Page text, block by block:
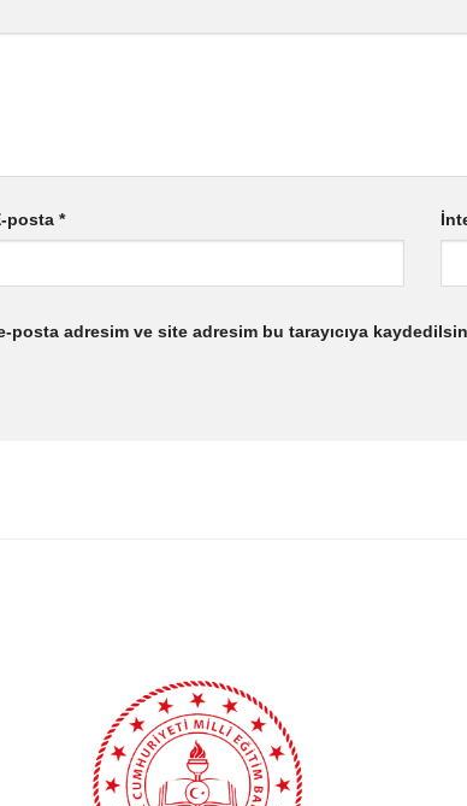
posta*
posta adresim ve site adresim bu tarayıcıya